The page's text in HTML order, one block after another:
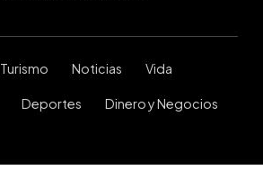
Turismo Noticias Vida
Deportes Dinero y Negocios